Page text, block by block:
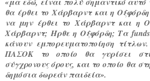
«μα εδώ, είναι πολύ σημαντικό αυτό
θα έρθει το Χάρβαρντ και η
να μην έρθει το Χάρβαρντ και η
Χάρβαρντ; Ήρθε η Οξφόρδη; Τα
κάνουν εμπορευματοποίηση
ΠΑΣΟΚ το οποίο θα γυρίσει
σύγχρονους όρους, και το οποίο θα
δημόσια δωρεάν παιδεία».